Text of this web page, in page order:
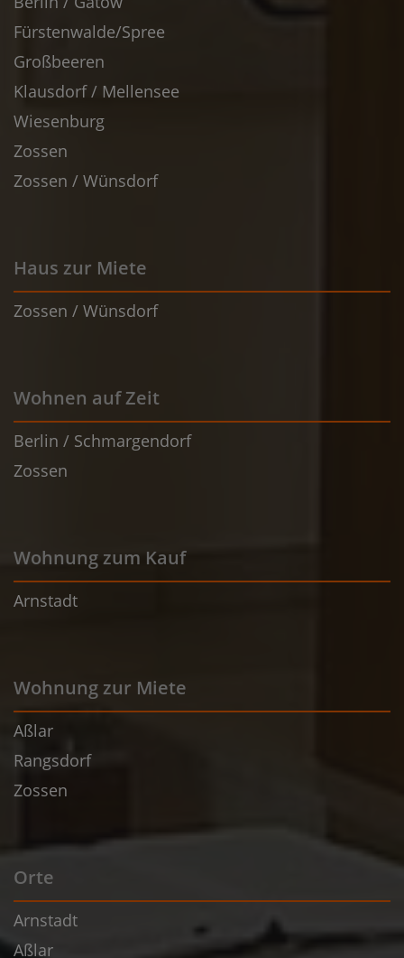
Fürstenwalde/Spree
Großbeeren
Klausdorf / Mellensee
Wiesenburg
Zossen
Zossen / Wünsdorf
Haus zur Miete
Zossen / Wünsdorf
Wohnen auf Zeit
Berlin / Schmargendorf
Zossen
Wohnung zum Kauf
Arnstadt
Wohnung zur Miete
Aßlar
Rangsdorf
Zossen
Orte
Arnstadt
Aßlar